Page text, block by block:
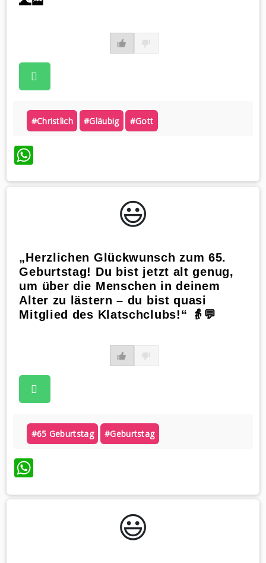
#christlich #gläubig #gott
WhatsApp
😃️
„Herzlichen Glückwunsch zum 65.
Geburtstag! Du bist jetzt alt genug,
um über die Menschen in deinem
Alter zu lästern – du bist quasi
Mitglied des Klatschclubs!“ 👵💬
#65 Geburtstag #geburtstag
WhatsApp
😃️